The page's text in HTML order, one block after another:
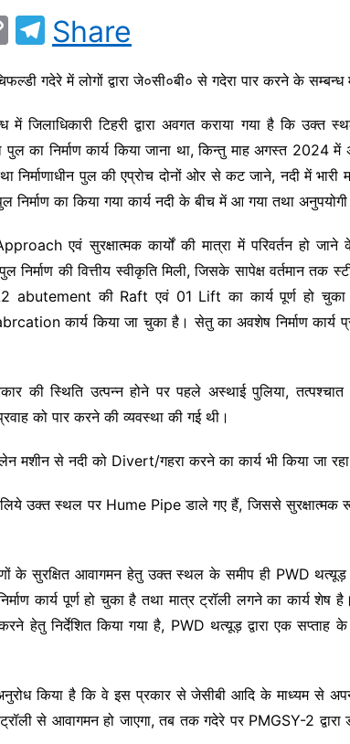
C
p
y
Li
n
k
T
el
e
gr
a
m
Share
गदेरे में लोगों द्वारा जे०सी०बी० से गदेरा पार करने के सम्बन्ध
जिलाधिकारी टिहरी द्वारा अवगत कराया गया है कि उक्त
का निर्माण कार्य किया जाना था, किन्तु माह अगस्त 2024
पुल की एप्रोच दोनों ओर से कट जाने, नदी में भारी
निर्माण का किया गया कार्य नदी के बीच में आ गया तथा अनुपयोगी
एवं सुरक्षात्मक कार्यों की मात्रा में परिवर्तन हो
निर्माण की वित्तीय स्वीकृति मिली, जिसके सापेक्ष वर्तमान
abutement की Raft एवं 01 Lift का कार्य पूर्ण हो
कार्य किया जा चुका है। सेतु का अवशेष निर्माण कार्य
की स्थिति उत्पन्न होने पर पहले अस्थाई पुलिया,
को पार करने की व्यवस्था की गई थी।
मशीन से नदी को Divert/गहरा करने का कार्य भी किया जा
लिये उक्त स्थल पर Hume Pipe डाले गए हैं, जिससे
के सुरक्षित आवागमन हेतु उक्त स्थल के समीप ही PWD थत्यूड़
कार्य पूर्ण हो चुका है तथा मात्र ट्रॉली लगने का कार्य शेष
हेतु निर्देशित किया गया है, PWD थत्यूड़ द्वारा एक सप्ताह
अनुरोध किया है कि वे इस प्रकार से जेसीबी आदि के माध्यम से
से आवागमन हो जाएगा, तब तक गदेरे पर PMGSY-2